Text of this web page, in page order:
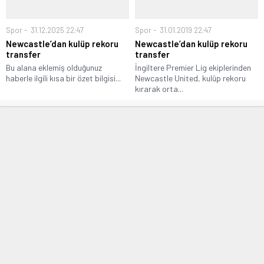
Spor 31.12.2025 22:47
Newcastle’dan kulüp rekoru
transfer
Bu alana eklemiş olduğunuz
haberle ilgili kısa bir özet bilgisi...
Spor 31.01.2019 22:47
Newcastle’dan kulüp rekoru
transfer
İngiltere Premier Lig ekiplerinden
Newcastle United, kulüp rekoru
kırarak orta...